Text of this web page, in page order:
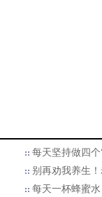
每天坚持做四
别再劝我养生
每天一杯蜂蜜